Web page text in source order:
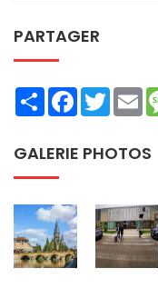
PARTAGER
ShareFacebookTwitter
GALERIE PHOTOS